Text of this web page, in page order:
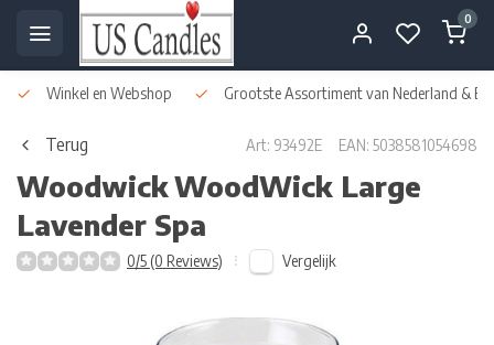
0
Winkel en Webshop Grootste Assortiment van Nederland &
Terug Art: 93492E EAN: 5038581054698
WoodwickWoodWick Large
Lavender Spa
0/5 (0 Reviews) Vergelijk